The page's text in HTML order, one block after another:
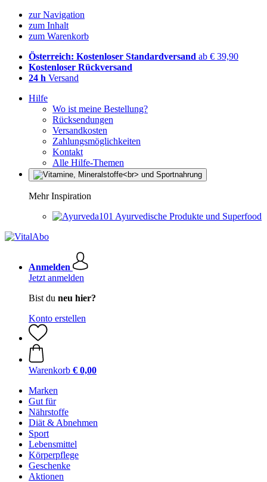
zur Navigation
zum Inhalt
zum Warenkorb
Österreich: Kostenloser Standardversand ab € 39,90
Kostenloser Rückversand
24 h Versand
Hilfe
Wo ist meine Bestellung?
Rücksendungen
Versandkosten
Zahlungsmöglichkeiten
Kontakt
Alle Hilfe-Themen
Mehr Inspiration
Ayurvedische Produkte und Superfood
Anmelden
Jetzt anmelden
Bist du neu hier?
Konto erstellen
Warenkorb € 0,00
Marken
Gut für
Nährstoffe
Diät & Abnehmen
Sport
Lebensmittel
Körperpflege
Geschenke
Aktionen